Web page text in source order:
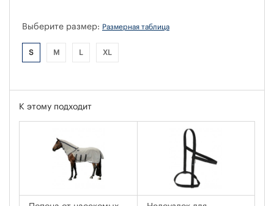
Выберите размер: Размерная таблица
S M L XL
К этому подходит